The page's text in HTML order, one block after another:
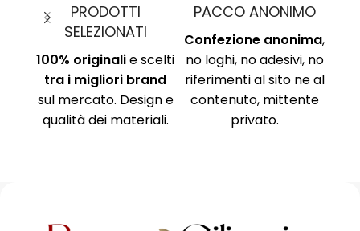
PRODOTTI
SELEZIONATI
100% originalie scelti
tra i migliori brand
sul mercato. Design e
qualità dei materiali.
PACCO ANONIMO
Confezione anonima,
no loghi, no adesivi, no
riferimenti al sito ne al
contenuto, mittente
privato.